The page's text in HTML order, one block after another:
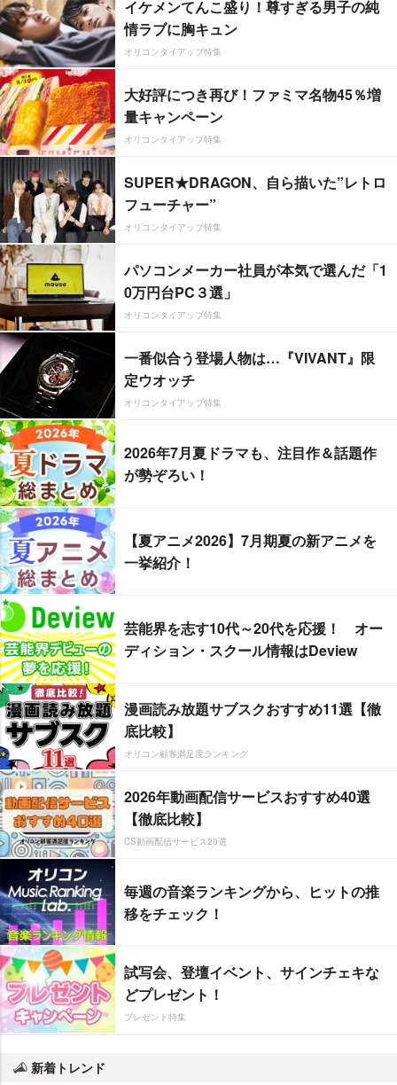
イケメンてんこ盛り！尊すぎる男子の純
情ラブに胸キュン
オリコンタイアップ特集
大好評につき再び！ファミマ名物45％増
量キャンペーン
オリコンタイアップ特集
SUPER★DRAGON、自ら描いた”レトロ
フューチャー”
オリコンタイアップ特集
パソコンメーカー社員が本気で選んだ「1
0万円台PC３選」
オリコンタイアップ特集
一番似合う登場人物は…『VIVANT』限
定ウオッチ
オリコンタイアップ特集
2026年7月夏ドラマも、注目作＆話題作
が勢ぞろい！
【夏アニメ2026】7月期夏の新アニメを
一挙紹介！
芸能界を志す10代～20代を応援！ オー
ディション・スクール情報はDeview
漫画読み放題サブスクおすすめ11選【徹
底比較】
オリコン顧客満足度ランキング
2026年動画配信サービスおすすめ40選
【徹底比較】
CS動画配信サービス20選
毎週の音楽ランキングから、ヒットの推
移をチェック！
試写会、登壇イベント、サインチェキな
どプレゼント！
プレゼント特集
新着トレンド